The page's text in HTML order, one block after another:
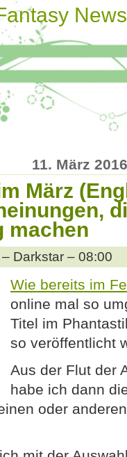
News
11. März 2016
März
machen
– Darkstar – 08:00
Wie bereits im
online mal so
Titel im
so veröffentlicht
Aus der Flut der
habe ich dann
oder